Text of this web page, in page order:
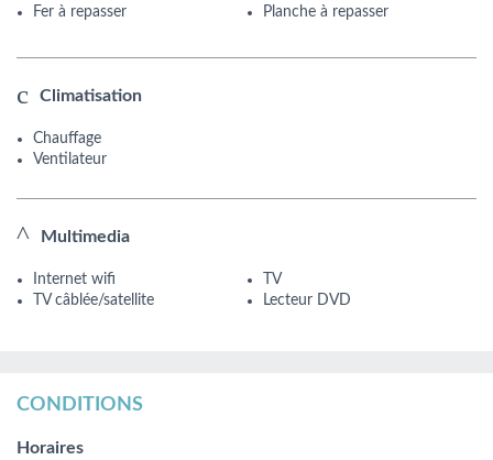
Fer à repasser
Planche à repasser
Climatisation
Chauffage
Ventilateur
Multimedia
Internet wifi
TV
TV câblée/satellite
Lecteur DVD
CONDITIONS
Horaires